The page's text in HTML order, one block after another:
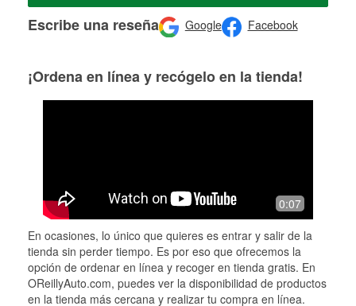
Escribe una reseña Google Facebook
¡Ordena en línea y recógelo en la tienda!
0:07
En ocasiones, lo único que quieres es entrar y salir de la
tienda sin perder tiempo. Es por eso que ofrecemos la
opción de ordenar en línea y recoger en tienda gratis. En
OReillyAuto.com, puedes ver la disponibilidad de productos
en la tienda más cercana y realizar tu compra en línea.